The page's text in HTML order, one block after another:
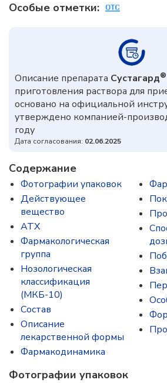
Особые отметки:
Описание препарата Сустагард®
приготовления раствора для
основано на официальной
утверждено компанией-
году
Дата согласования: 02.06.2025
Содержание
Фотографии упаковок
Действующее
вещество
ATX
Фармакологическая
группа
Нозологическая
классификация
(МКБ-10)
Состав
Описание
лекарственной формы
Фармакодинамика
Фотографии упаковок